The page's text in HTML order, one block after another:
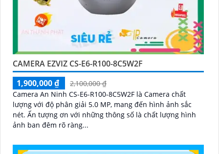
CAMERA EZVIZ CS-E6-R100-8C5W2F
1,900,000 ₫
2,100,000 ₫
Camera An Ninh CS-E6-R100-8C5W2F là Camera chất
lượng với độ phân giải 5.0 MP, mang đến hình ảnh sắc
nét. Ấn tượng ơn với những thông số là chất lượng hình
ảnh ban đêm rõ ràng...